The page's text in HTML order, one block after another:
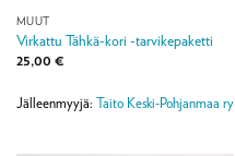
MUUT
Virkattu Tähkä-kori -tarvikepaketti
25,00 €
Jälleenmyyjä: Taito Keski-Pohjanmaa ry